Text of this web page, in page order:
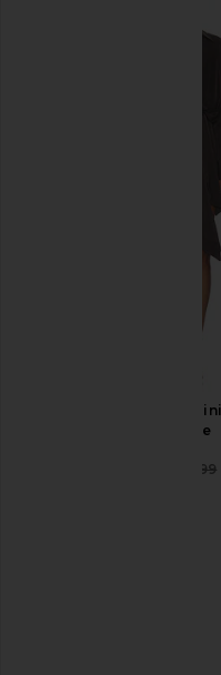
EAVES Gaia Silk
Ganache
$299